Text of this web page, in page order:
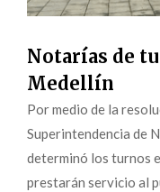
Notarías de
Medellín
Por medio de la
Superintendencia de
determinó los turnos
prestarán servicio al